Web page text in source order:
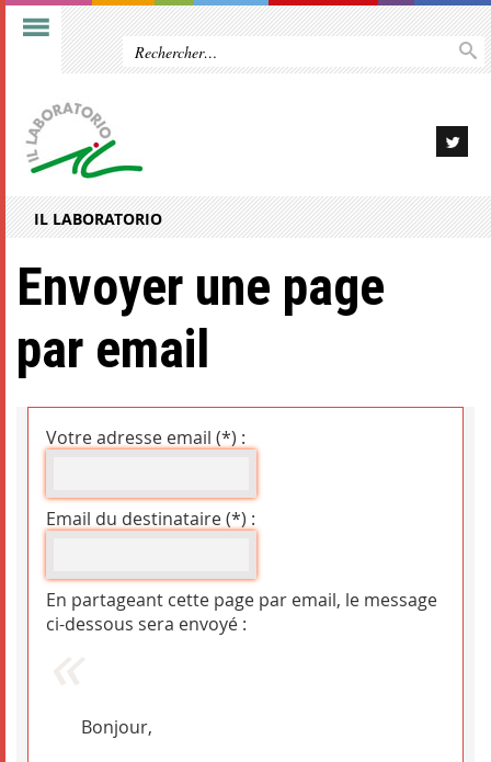
IL LABORATORIO
Envoyer une page
par email
Votre adresse email (*) :
Email du destinataire (*) :
En partageant cette page par email, le message
ci-dessous sera envoyé :
Bonjour,